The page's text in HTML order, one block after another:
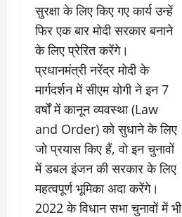
सुरक्षा के लिए किए गए कार्य उन्हें
फिर एक बार मोदी सरकार बनाने
के लिए प्रेरित करेंगे।
प्रधानमंत्री नरेंद्र मोदी के
मार्गदर्शन में सीएम योगी ने इन 7
वर्षों में कानून व्यवस्था (Law
and Order) को सुधाने के लिए
जो प्रयास किए हैं, वो इन चुनावों
में डबल इंजन की सरकार के लिए
महत्वपूर्ण भूमिका अदा करेंगे।
2022 के विधान सभा चुनावों में भी